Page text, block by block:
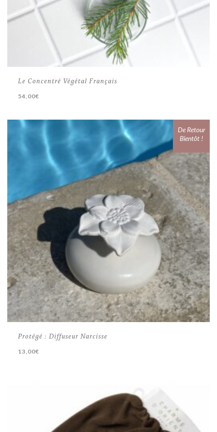
Le Concentré Végétal Français
54,00€
De Retour
Bientôt !
Protégé : Diffuseur Narcisse
13,00€